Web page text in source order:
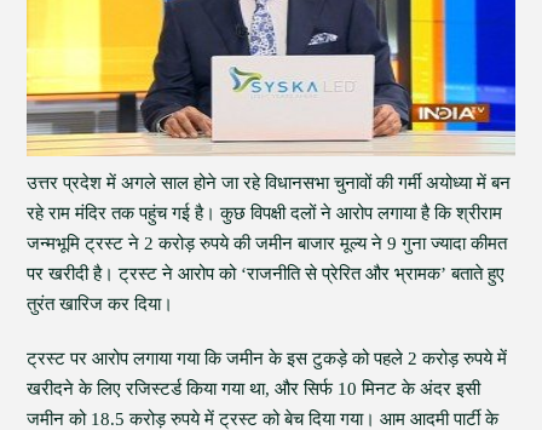
उत्तर प्रदेश में अगले साल होने जा रहे विधानसभा चुनावों की गर्मी अयोध्या में बन
रहे राम मंदिर तक पहुंच गई है। कुछ विपक्षी दलों ने आरोप लगाया है कि श्रीराम
जन्मभूमि ट्रस्ट ने 2 करोड़ रुपये की जमीन बाजार मूल्य ने 9 गुना ज्यादा कीमत
पर खरीदी है। ट्रस्ट ने आरोप को ‘राजनीति से प्रेरित और भ्रामक’ बताते हुए
तुरंत खारिज कर दिया।
ट्रस्ट पर आरोप लगाया गया कि जमीन के इस टुकड़े को पहले 2 करोड़ रुपये में
खरीदने के लिए रजिस्टर्ड किया गया था, और सिर्फ 10 मिनट के अंदर इसी
जमीन को 18.5 करोड़ रुपये में ट्रस्ट को बेच दिया गया। आम आदमी पार्टी के